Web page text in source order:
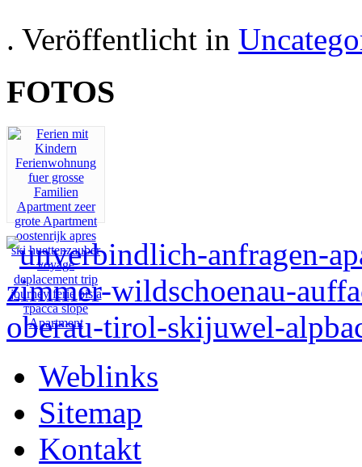
. Veröffentlicht in
FOTOS
Weblinks
Sitemap
Kontakt